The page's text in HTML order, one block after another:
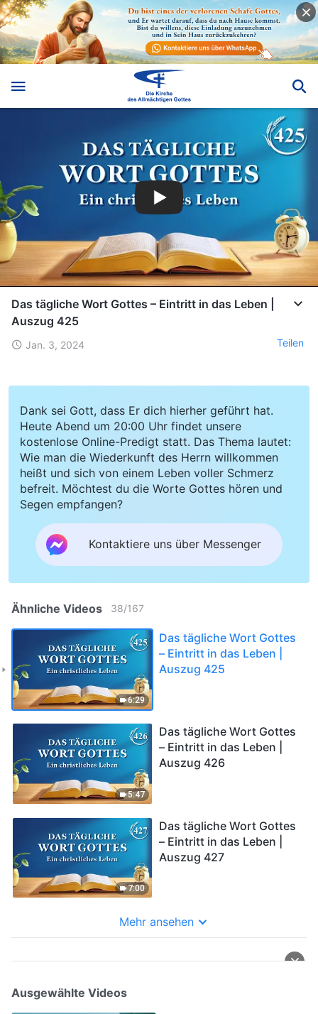
Das tägliche Wort Gottes – Eintritt in das Leben |
Auszug 425
Jan. 3, 2024 Teilen
Dank sei Gott, dass Er dich hierher geführt hat.
Heute Abend um 20:00 Uhr findet unsere
kostenlose Online-Predigt statt. Das Thema lautet:
Wie man die Wiederkunft des Herrn willkommen
heißt und sich von einem Leben voller Schmerz
befreit. Möchtest du die Worte Gottes hören und
Segen empfangen?
Kontaktiere uns über Messenger
Ähnliche Videos 38/167
6:29
Das tägliche Wort Gottes
– Eintritt in das Leben |
Auszug 425
5:47
Das tägliche Wort Gottes
– Eintritt in das Leben |
Auszug 426
7:00
Das tägliche Wort Gottes
– Eintritt in das Leben |
Auszug 427
Mehr ansehen
Ausgewählte Videos